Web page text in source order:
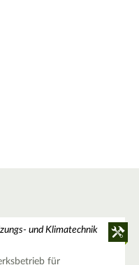
und Klimatechnik
für